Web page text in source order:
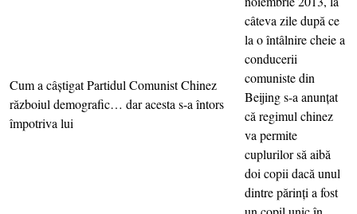
Cum a câştigat Partidul Comunist Chinez
războiul demografic… dar acesta s-a întors
împotriva lui